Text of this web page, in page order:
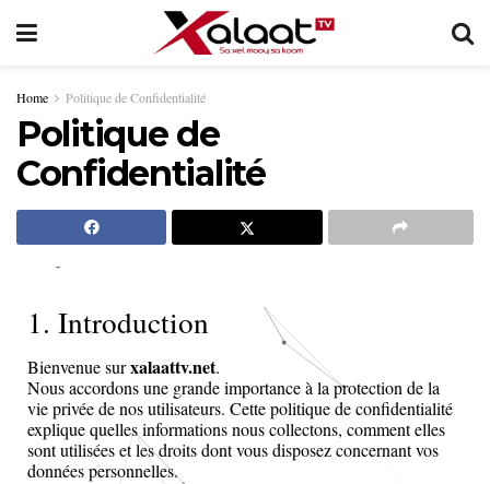
Home Politique de Confidentialité
Politique de
Confidentialité
1. Introduction
Bienvenue surxalaattv.net.
Nous accordons une grande importance à la protection de la
vie privée de nos utilisateurs. Cette politique de confidentialité
explique quelles informations nous collectons, comment elles
sont utilisées et les droits dont vous disposez concernant vos
données personnelles.